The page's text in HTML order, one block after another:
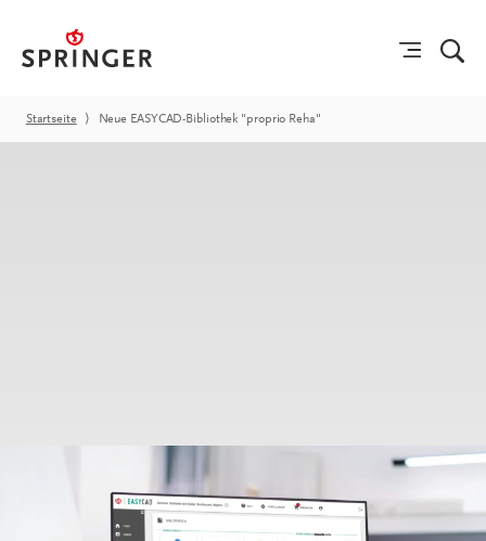
Startseite ⟩ Neue EASYCAD-Bibliothek "proprio Reha"